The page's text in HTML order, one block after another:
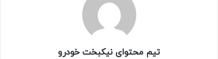
تیم محتوای نیکبخت خودرو